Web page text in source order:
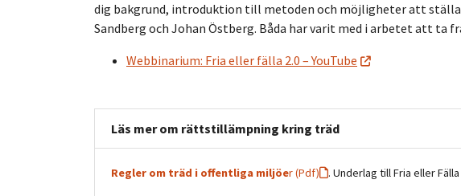
dig bakgrund, introduktion till metoden och möjligheter att ställa
Sandberg och Johan Östberg. Båda har varit med i arbetet att ta
Webbinarium: Fria eller fälla 2.0 – YouTube
Läs mer om rättstillämpning kring träd
Regler om träd i offentliga miljöer (Pdf) . Underlag till Fria eller